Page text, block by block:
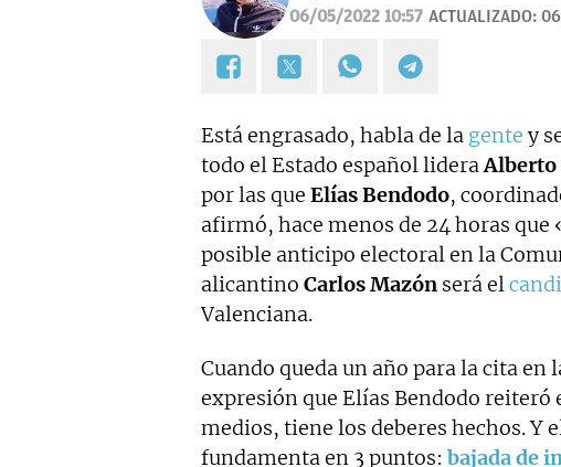
06/05/2022 10:57 ACTUALIZADO:
Está engrasado, habla de la gente y
todo el Estado español lideraAlberto
por las que Elías Bendodo,
afirmó, hace menos de 24 horas que
posible anticipo electoral en la
alicantino Carlos Mazón será el
Valenciana.
Cuando queda un año para la cita en
expresión que Elías Bendodo reiteró
medios, tiene los deberes hechos. Y
fundamenta en 3 puntos: bajada de